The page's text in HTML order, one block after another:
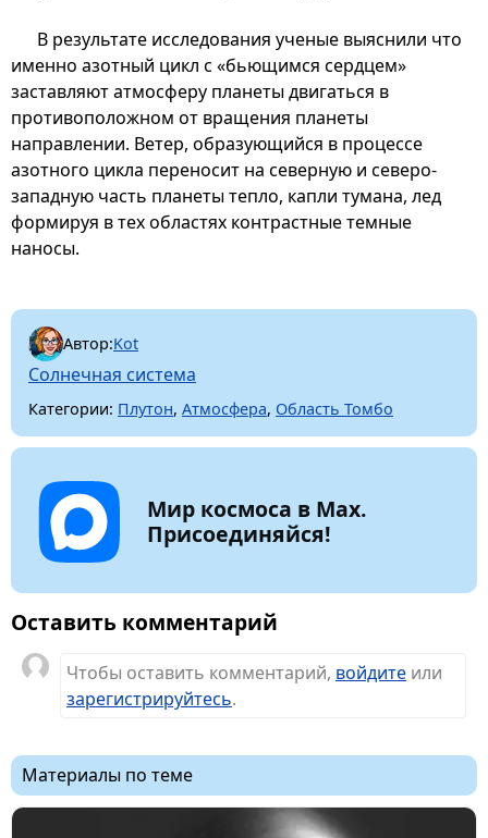
В результате исследования ученые выяснили что
именно азотный цикл с «бьющимся сердцем»
заставляют атмосферу планеты двигаться в
противоположном от вращения планеты
направлении. Ветер, образующийся в процессе
азотного цикла переносит на северную и северо-
западную часть планеты тепло, капли тумана, лед
формируя в тех областях контрастные темные
наносы.
Автор:Kot
Солнечная система
Категории: Плутон, Атмосфера, Область Томбо
Мир космоса в Max.
Присоединяйся!
Оставить комментарий
Чтобы оставить комментарий, войдите или
зарегистрируйтесь.
Материалы по теме